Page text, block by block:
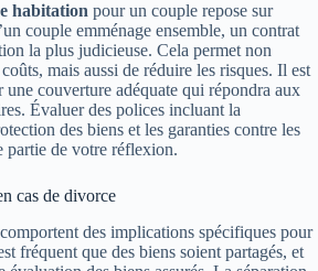
habitation pour un couple repose sur
couple emménage ensemble, un contrat
la plus judicieuse. Cela permet non
mais aussi de réduire les risques. Il est
couverture adéquate qui répondra aux
Évaluer des polices incluant la
des biens et les garanties contre les
partie de votre réflexion.
cas de divorce
des implications spécifiques pour
fréquent que des biens soient partagés, et